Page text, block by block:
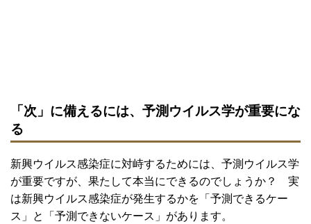
「次」に備えるには、予測ウイルス学が重要にな
る
新興ウイルス感染症に対峙するためには、予測ウイルス学
が重要ですが、果たして本当にできるのでしょうか？ 実
は新興ウイルス感染症が発生するかを「予測できるケー
ス」と「予測できないケース」があります。